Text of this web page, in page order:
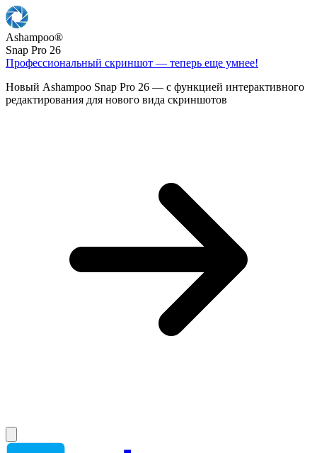
Ashampoo®
Snap Pro 26
Профессиональный скриншот — теперь еще умнее!
Новый Ashampoo Snap Pro 26 — с функцией интерактивного
редактирования для нового вида скриншотов